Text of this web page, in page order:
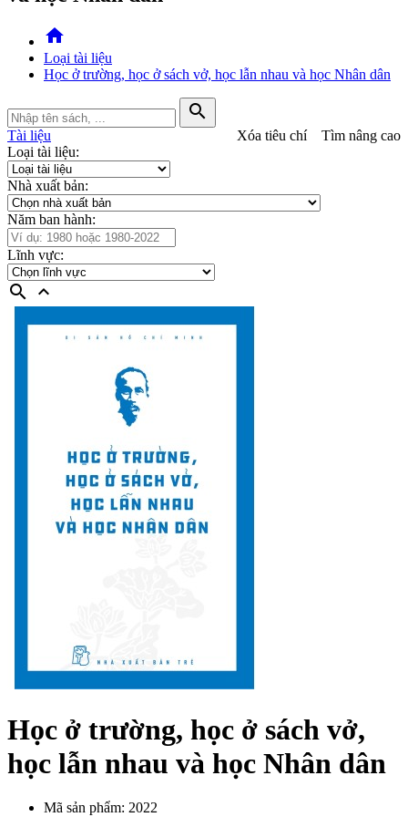
home
Loại tài liệu
Học ở trường, học ở sách vở, học lẫn nhau và học Nhân dân
search
Tài liệu Tìm nâng cao
Xóa tiêu chí
Loại tài liệu:
Nhà xuất bản:
Năm ban hành:
Lĩnh vực:
search expand_less
Học ở trường, học ở sách vở,
học lẫn nhau và học Nhân dân
Mã sản phẩm: 2022